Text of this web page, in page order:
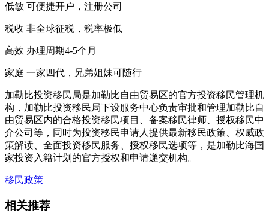
低敏 可便捷开户，注册公司
税收 非全球征税，税率极低
高效 办理周期4-5个月
家庭 一家四代，兄弟姐妹可随行
加勒比投资移民局是加勒比自由贸易区的官方投资移民管理机
构，加勒比投资移民局下设服务中心负责审批和管理加勒比自
由贸易区内的合格投资移民项目、备案移民律师、授权移民中
介公司等，同时为投资移民申请人提供最新移民政策、权威政
策解读、全面投资移民服务、授权移民选项等，是加勒比海国
家投资入籍计划的官方授权和申请递交机构。
移民政策
相关推荐